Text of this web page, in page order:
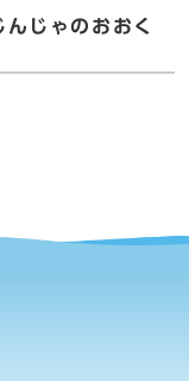
じゃのおおく